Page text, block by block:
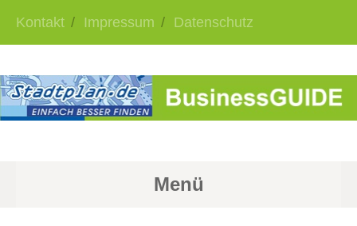
Kontakt Impressum Datenschutz
Menü